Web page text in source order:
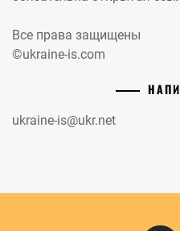
Все права защищены
©ukraine-is.com
ukraine-is@ukr.net